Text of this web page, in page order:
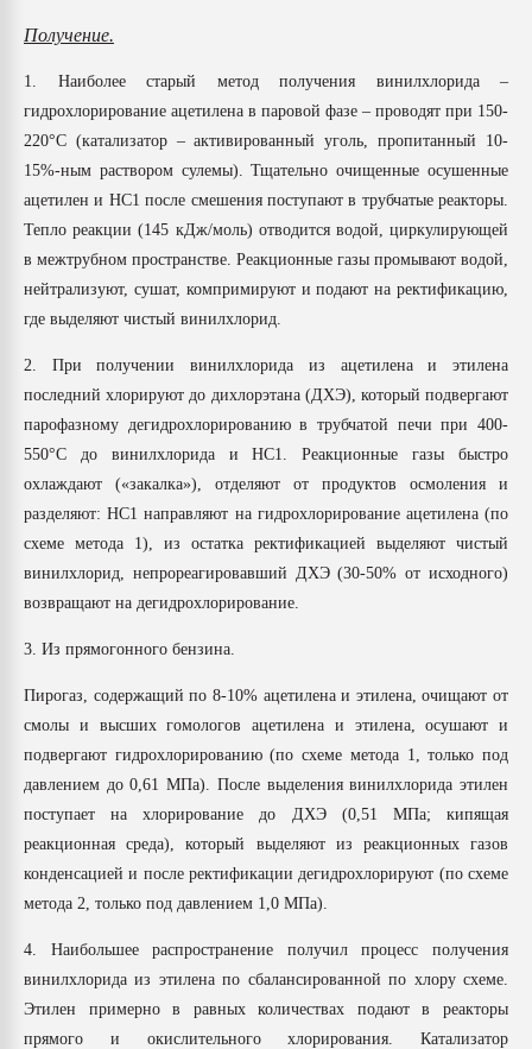
Получение.
1. Наиболее старый метод получения винилхлорида –
гидрохлорирование ацетилена в паровой фазе – проводят при 150-
220°С (катализатор – активированный уголь, пропитанный 10-
15%-ным раствором сулемы). Тщательно очищенные осушенные
ацетилен и НС1 после смешения поступают в трубчатые реакторы.
Тепло реакции (145 кДж/моль) отводится водой, циркулирующей
в межтрубном пространстве. Реакционные газы промывают водой,
нейтрализуют, сушат, компримируют и подают на ректификацию,
где выделяют чистый винилхлорид.
2. При получении винилхлорида из ацетилена и этилена
последний хлорируют до дихлорэтана (ДХЭ), который подвергают
парофазному дегидрохлорированию в трубчатой печи при 400-
550°С до винилхлорида и НС1. Реакционные газы быстро
охлаждают («закалка»), отделяют от продуктов осмоления и
разделяют: НС1 направляют на гидрохлорирование ацетилена (по
схеме метода 1), из остатка ректификацией выделяют чистый
винилхлорид, непрореагировавший ДХЭ (30-50% от исходного)
возвращают на дегидрохлорирование.
3. Из прямогонного бензина.
Пирогаз, содержащий по 8-10% ацетилена и этилена, очищают от
смолы и высших гомологов ацетилена и этилена, осушают и
подвергают гидрохлорированию (по схеме метода 1, только под
давлением до 0,61 МПа). После выделения винилхлорида этилен
поступает на хлорирование до ДХЭ (0,51 МПа; кипящая
реакционная среда), который выделяют из реакционных газов
конденсацией и после ректификации дегидрохлорируют (по схеме
метода 2, только под давлением 1,0 МПа).
4. Наибольшее распространение получил процесс получения
винилхлорида из этилена по сбалансированной по хлору схеме.
Этилен примерно в равных количествах подают в реакторы
прямого и окислительного хлорирования. Катализатор